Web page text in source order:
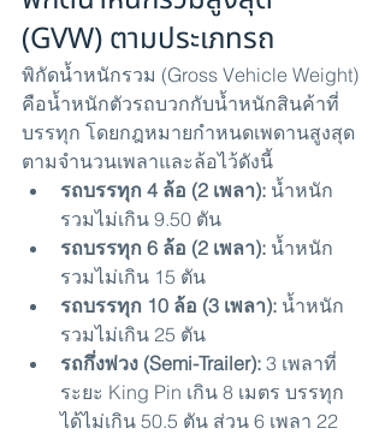
(GVW) ตามประเภทรถ
พิกัดน้ำหนักรวม (Gross Vehicle Weight)
คือน้ำหนักตัวรถบวกกับน้ำหนักสินค้าที่
บรรทุก โดยกฎหมายกำหนดเพดานสูงสุด
ตามจำนวนเพลาและล้อไว้ดังนี้
รถบรรทุก 4 ล้อ (2 เพลา): น้ำหนัก
รวมไม่เกิน 9.50 ตัน
รถบรรทุก 6 ล้อ (2 เพลา): น้ำหนัก
รวมไม่เกิน 15 ตัน
รถบรรทุก 10 ล้อ (3 เพลา): น้ำหนัก
รวมไม่เกิน 25 ตัน
รถกึ่งพ่วง (Semi-Trailer): 3 เพลาที่
ระยะ King Pin เกิน 8 เมตร บรรทุก
ได้ไม่เกิน 50.5 ตัน ส่วน 6 เพลา 22